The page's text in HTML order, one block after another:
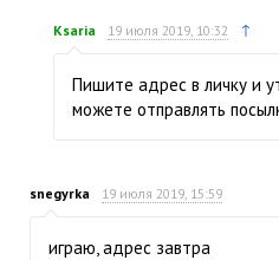
Ksaria 19 июля 2019, 10:32 ↑
Пишите адрес в личку и
можете отправлять
snegyrka 19 июля 2019, 15:59
играю, адрес завтра